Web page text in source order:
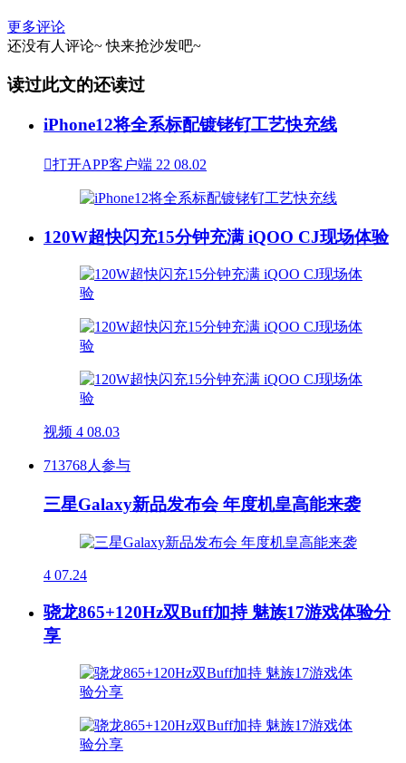
更多评论
还没有人评论~ 快来抢沙发吧~
读过此文的还读过
iPhone12将全系标配镀铑钌工艺快充线
打开APP客户端 22 08.02
120W超快闪充15分钟充满 iQOO CJ现场体验
视频 4 08.03
713768人参与
三星Galaxy新品发布会 年度机皇高能来袭
4 07.24
骁龙865+120Hz双Buff加持 魅族17游戏体验分
享